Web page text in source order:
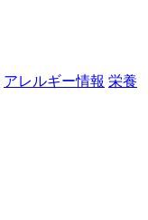
アレルギー情報 栄養